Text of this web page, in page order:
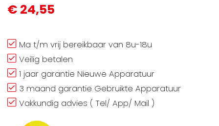
€ 24,55
Ma t/m vrij bereikbaar van 8u-18u
Veilig betalen
1 jaar garantie Nieuwe Apparatuur
3 maand garantie Gebruikte Apparatuur
Vakkundig advies ( Tel/ App/ Mail )